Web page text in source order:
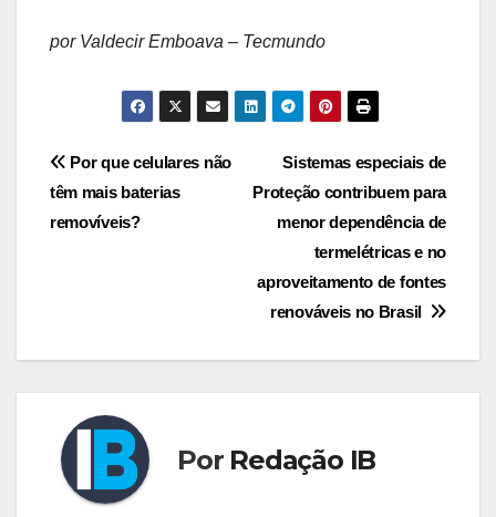
por Valdecir Emboava – Tecmundo
Navegação
de
Sistemas especiais de
Proteção contribuem para
menor dependência de
termelétricas e no
aproveitamento de fontes
renováveis no Brasil
Por que celulares não
têm mais baterias
removíveis?
Por Redação IB